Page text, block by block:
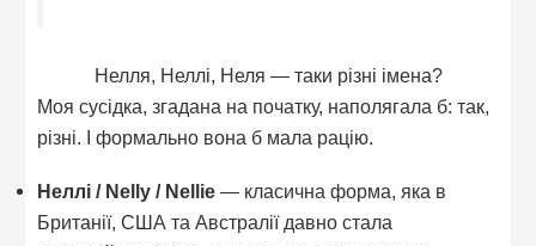
Нелля, Неллі, Неля — таки різні імена?
Моя сусідка, згадана на початку, наполягала б: так,
різні. І формально вона б мала рацію.
Неллі / Nelly / Nellie — класична форма, яка в
Британії, США та Австралії давно стала